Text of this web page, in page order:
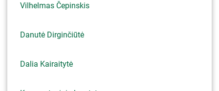
Vilhelmas Čepinskis
Danutė Dirginčiūtė
Dalia Kairaitytė